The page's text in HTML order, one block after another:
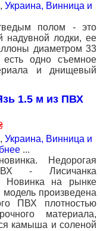
, Украина, Винница и
полом - это
надувной лодки, ее
диаметром 33
одно съемное
и днищевый
1.5 м из ПВХ
, Украина, Винница и
...
Недорогая
- Лисичанка
Новинка на рынке
произведена
ПВХ плотностью
материала,
камыша и соленой